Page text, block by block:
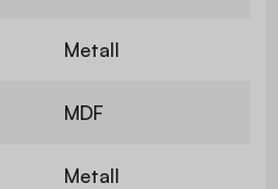
Metall
MDF
Metall